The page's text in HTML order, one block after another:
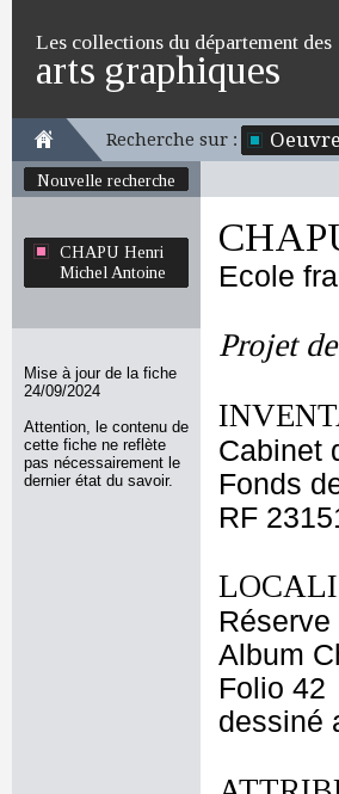
Les collections du département des
arts graphiques
Recherche sur :
Nouvelle recherche
CHAPU Henri
Michel Antoine
Mise à jour de la fiche
24/09/2024
Attention, le contenu de
cette fiche ne reflète
pas nécessairement le
dernier état du savoir.
Ecole
Projet
Cabinet
Fonds
RF
Album
Folio 42
dessiné